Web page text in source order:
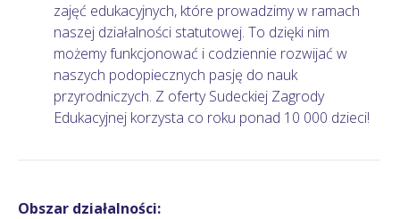
zajęć edukacyjnych, które prowadzimy w ramach
naszej działalności statutowej. To dzięki nim
możemy funkcjonować i codziennie rozwijać w
naszych podopiecznych pasję do nauk
przyrodniczych. Z oferty Sudeckiej Zagrody
Edukacyjnej korzysta co roku ponad 10 000 dzieci!
Obszar działalności: